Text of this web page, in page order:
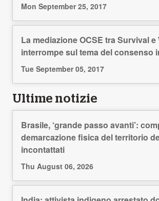
Mon September 25, 2017
La mediazione OCSE tra Survival e
interrompe sul tema del consenso
Tue September 05, 2017
Ultime notizie
Brasile, ‘grande passo avanti’:
demarcazione fisica del territorio
incontattati
Thu August 06, 2026